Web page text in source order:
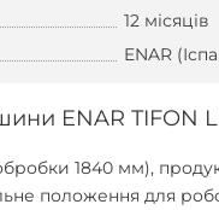
12 місяців
ENAR
ENAR TIFON
1840 мм),
положення для